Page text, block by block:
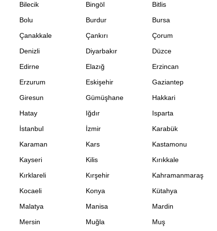
Bilecik
Bingöl
Bitlis
Bolu
Burdur
Bursa
Çanakkale
Çankırı
Çorum
Denizli
Diyarbakır
Düzce
Edirne
Elazığ
Erzincan
Erzurum
Eskişehir
Gaziantep
Giresun
Gümüşhane
Hakkari
Hatay
Iğdır
Isparta
İstanbul
İzmir
Karabük
Karaman
Kars
Kastamonu
Kayseri
Kilis
Kırıkkale
Kırklareli
Kırşehir
Kahramanmaraş
Kocaeli
Konya
Kütahya
Malatya
Manisa
Mardin
Mersin
Muğla
Muş